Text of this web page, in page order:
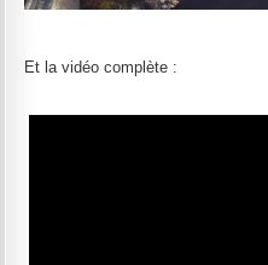
Et la vidéo complète :